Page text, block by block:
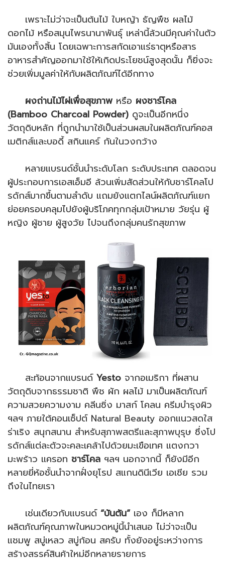
เพราะไม่ว่าจะเป็นต้นไม้ ใบหญ้า ธัญพืช ผลไม้
ดอกไม้ หรือสมุนไพรนานาพันธุ์ เหล่านี้ล้วนมีคุณค่าในตัว
มันเองทั้งสิ้น โดยเฉพาะการสกัดเอาแร่ธาตุหรือสาร
อาหารสำคัญออกมาใช้ให้เกิดประโยชน์สูงสุดนั้น ก็ยิ่งจะ
ช่วยเพิ่มมูลค่าให้กับผลิตภัณฑ์ได้อีกทาง
ผงถ่านไม้ไผ่เพื่อสุขภาพ หรือ ผงชาร์โคล
(Bamboo Charcoal Powder) ดูจะเป็นอีกหนึ่ง
วัตถุดิบหลัก ที่ถูกนำมาใช้เป็นส่วนผสมในผลิตภัณฑ์คอส
เมติกส์และบอดี้ สกินแคร์ กันในวงกว้าง
หลายแบรนด์ชั้นนำระดับโลก ระดับประเทศ ตลอดจน
ผู้ประกอบการเอสเอ็มอี ล้วนเพิ่มสัดส่วนให้กับชาร์โคลโป
รดักส์มากขึ้นตามลำดับ แถมยังแตกไลน์ผลิตภัณฑ์แยก
ย่อยครอบคลุมไปยังผู้บริโภคทุกกลุ่มเป้าหมาย วัยรุ่น ผู้
หญิง ผู้ชาย ผู้สูงวัย ไปจนถึงกลุ่มคนรักสุขภาพ
สะท้อนจากแบรนด์ Yesto จากอเมริกา ที่ผสาน
วัตถุดิบจากธรรมชาติ พืช ผัก ผลไม้ มาเป็นผลิตภัณฑ์
ความสวยความงาม คลีนซิ่ง มาสก์ โคลน ครีมบำรุงผิว
ฯลฯ ภายใต้คอนเซ็ปต์ Natural Beauty ออกแนวสดใส
ร่าเริง สนุกสนาน สำหรับสุภาพสตรีและสุภาพบุรุษ ซึ่งโป
รดักส์แต่ละตัวจะคละเคล้าไปด้วยมะเขือเทศ แตงกวา
มะพร้าว แครอท ชาร์โคล ฯลฯ นอกจากนี้ ก็ยังมีอีก
หลายยี่ห้อชั้นนำจากฝั่งยุโรป สแกนดินีเวีย เอเชีย รวม
ถึงในไทยเรา
เช่นเดียวกับแบรนด์ “บันตัน”เอง ก็มีหลาก
ผลิตภัณฑ์คุณภาพในหมวดหมู่นี้นำเสนอ ไม่ว่าจะเป็น
แชมพู สบู่เหลว สบู่ก้อน สครับ ทั้งยังอยู่ระหว่างการ
สร้างสรรค์สินค้าใหม่อีกหลายรายการ